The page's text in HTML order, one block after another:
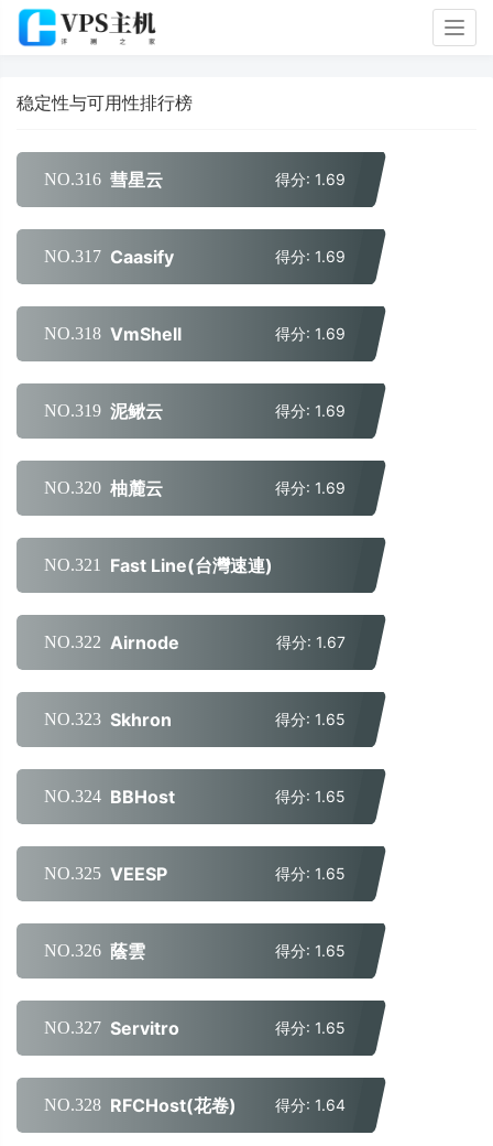
稳定性与可用性排行榜
NO.316 彗星云 得分: 1.69
NO.317 Caasify 得分: 1.69
NO.318 VmShell 得分: 1.69
NO.319 泥鳅云 得分: 1.69
NO.320 柚麓云 得分: 1.69
NO.321 Fast Line(台灣速連)
NO.322 Airnode 得分: 1.67
NO.323 Skhron 得分: 1.65
NO.324 BBHost 得分: 1.65
NO.325 VEESP 得分: 1.65
NO.326 蔭雲 得分: 1.65
NO.327 Servitro 得分: 1.65
NO.328 RFCHost(花卷) 得分: 1.64